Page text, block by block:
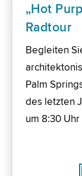
„Hot
Radtour
Begleiten
Palm
des letzten
um 8:30